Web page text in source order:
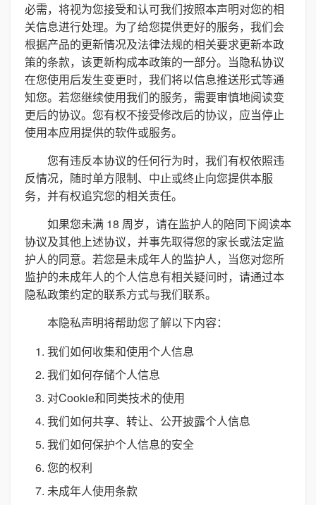
必需，将视为您接受和认可我们按照本声明对您的相
关信息进行处理。为了给您提供更好的服务，我们会
根据产品的更新情况及法律法规的相关要求更新本政
策的条款，该更新构成本政策的一部分。当隐私协议
在您使用后发生变更时，我们将以信息推送形式等通
知您。若您继续使用我们的服务，需要审慎地阅读变
更后的协议。您有权不接受修改后的协议，应当停止
使用本应用提供的软件或服务。
您有违反本协议的任何行为时，我们有权依照违
反情况，随时单方限制、中止或终止向您提供本服
务，并有权追究您的相关责任。
如果您未满 18 周岁，请在监护人的陪同下阅读本
协议及其他上述协议，并事先取得您的家长或法定监
护人的同意。若您是未成年人的监护人，当您对您所
监护的未成年人的个人信息有相关疑问时，请通过本
隐私政策约定的联系方式与我们联系。
本隐私声明将帮助您了解以下内容：
我们如何收集和使用个人信息
我们如何存储个人信息
对Cookie和同类技术的使用
我们如何共享、转让、公开披露个人信息
我们如何保护个人信息的安全
您的权利
未成年人使用条款